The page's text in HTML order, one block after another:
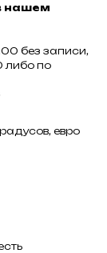
нашем
без записи,
либо по
евро